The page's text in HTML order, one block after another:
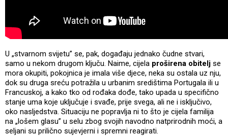
U „stvarnom svijetu” se, pak, događaju jednako čudne stvari,
samo u nekom drugom ključu. Naime, cijela proširena obitelj se
mora okupiti, pokojnica je imala više djece, neka su ostala uz nju,
dok su druga sreću potražila u urbanim središtima Portugala ili u
Francuskoj, a kako tko od rođaka dođe, tako upada u specifično
stanje uma koje uključuje i svađe, prije svega, ali ne i isključivo,
oko nasljedstva. Situaciju ne popravlja ni to što je cijela familija
na „lošem glasu” u selu zbog svojih navodno natprirodnih moći, a
seljani su prilično sujevjerni i spremni reagirati.